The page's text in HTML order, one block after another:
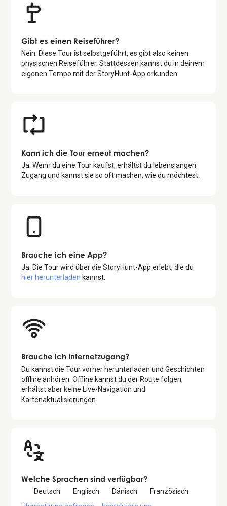
Gibt es einen Reiseführer?
Nein. Diese Tour ist selbstgeführt, es gibt also keinen
physischen Reiseführer. Stattdessen kannst du in deinem
eigenen Tempo mit der StoryHunt-App erkunden.
Kann ich die Tour erneut machen?
Ja. Wenn du eine Tour kaufst, erhältst du lebenslangen
Zugang und kannst sie so oft machen, wie du möchtest.
Brauche ich eine App?
Ja. Die Tour wird über die StoryHunt-App erlebt, die du
hier herunterladen kannst.
Brauche ich Internetzugang?
Du kannst die Tour vorher herunterladen und Geschichten
offline anhören. Offline kannst du der Route folgen,
erhältst aber keine Live-Navigation und
Kartenaktualisierungen.
Welche Sprachen sind verfügbar?
Deutsch Englisch Dänisch
Französisch